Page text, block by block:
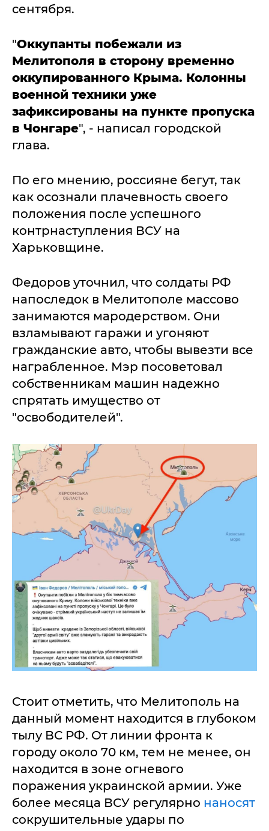
сентября.
"Оккупанты побежали из
Мелитополя в сторону временно
оккупированного Крыма. Колонны
военной техники уже
зафиксированы на пункте пропуска
в Чонгаре", - написал городской
глава.
По его мнению, россияне бегут, так
как осознали плачевность своего
положения после успешного
контрнаступления ВСУ на
Харьковщине.
Федоров уточнил, что солдаты РФ
напоследок в Мелитополе массово
занимаются мародерством. Они
взламывают гаражи и угоняют
гражданские авто, чтобы вывезти все
награбленное. Мэр посоветовал
собственникам машин надежно
спрятать имущество от
"освободителей".
Стоит отметить, что Мелитополь на
данный момент находится в глубоком
тылу ВС РФ. От линии фронта к
городу около 70 км, тем не менее, он
находится в зоне огневого
поражения украинской армии. Уже
более месяца ВСУ регулярно наносят
сокрушительные удары по